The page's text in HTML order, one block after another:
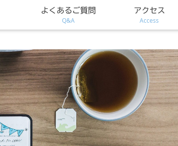
よくあるご質問
Q&A
アクセス
Access